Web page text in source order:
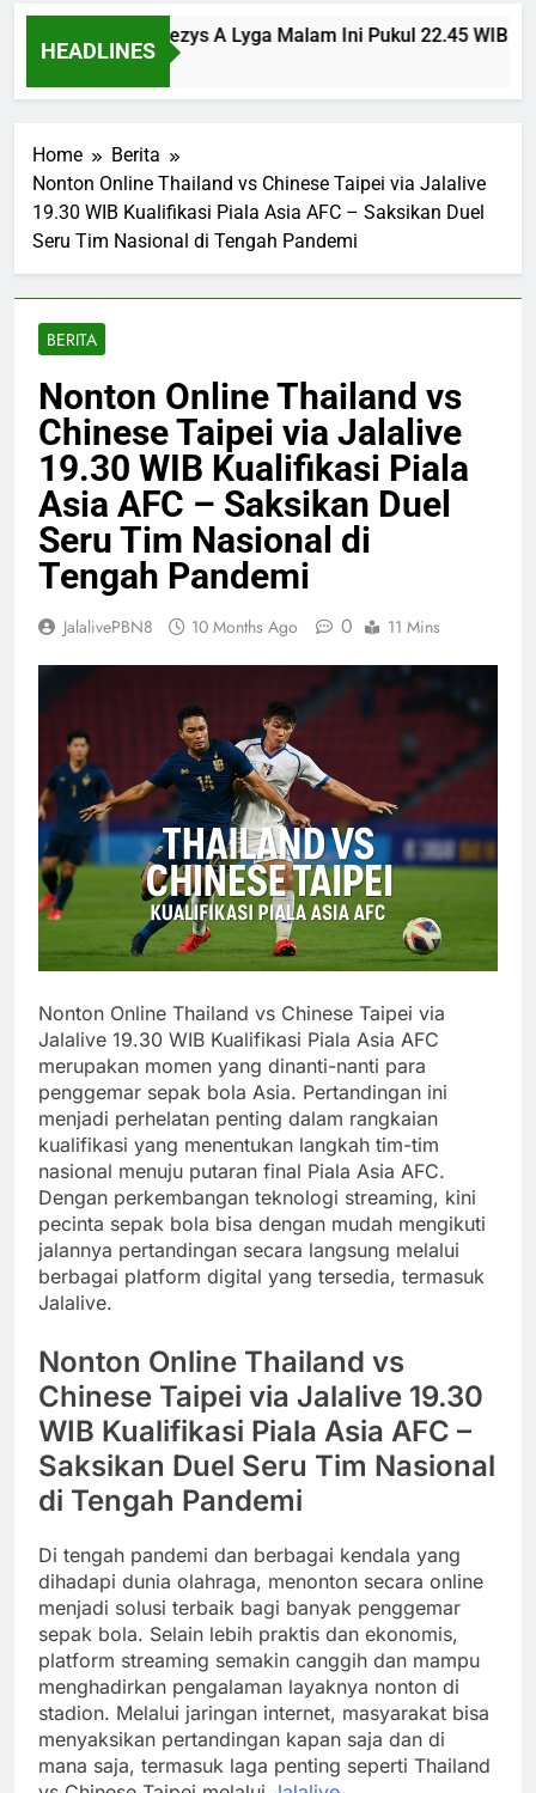
HEADLINES
vs Panevezys A Lyga Malam Ini Pukul 22.45 WIB
Home
Berita
Nonton Online Thailand vs Chinese Taipei via Jalalive
19.30 WIB Kualifikasi Piala Asia AFC – Saksikan Duel
Seru Tim Nasional di Tengah Pandemi
BERITA
Nonton Online Thailand vs
Chinese Taipei via Jalalive
19.30 WIB Kualifikasi Piala
Asia AFC – Saksikan Duel
Seru Tim Nasional di
Tengah Pandemi
JalalivePBN8 10 Months Ago 0 11 Mins
Nonton Online Thailand vs Chinese Taipei via
Jalalive 19.30 WIB Kualifikasi Piala Asia AFC
merupakan momen yang dinanti-nanti para
penggemar sepak bola Asia. Pertandingan ini
menjadi perhelatan penting dalam rangkaian
kualifikasi yang menentukan langkah tim-tim
nasional menuju putaran final Piala Asia AFC.
Dengan perkembangan teknologi streaming, kini
pecinta sepak bola bisa dengan mudah mengikuti
jalannya pertandingan secara langsung melalui
berbagai platform digital yang tersedia, termasuk
Jalalive.
Nonton Online Thailand vs
Chinese Taipei via Jalalive 19.30
WIB Kualifikasi Piala Asia AFC –
Saksikan Duel Seru Tim Nasional
di Tengah Pandemi
Di tengah pandemi dan berbagai kendala yang
dihadapi dunia olahraga, menonton secara online
menjadi solusi terbaik bagi banyak penggemar
sepak bola. Selain lebih praktis dan ekonomis,
platform streaming semakin canggih dan mampu
menghadirkan pengalaman layaknya nonton di
stadion. Melalui jaringan internet, masyarakat bisa
menyaksikan pertandingan kapan saja dan di
mana saja, termasuk laga penting seperti Thailand